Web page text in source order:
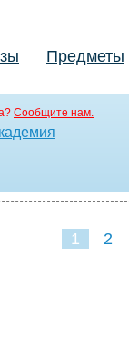
Предметы
Сообщите нам.
1 2